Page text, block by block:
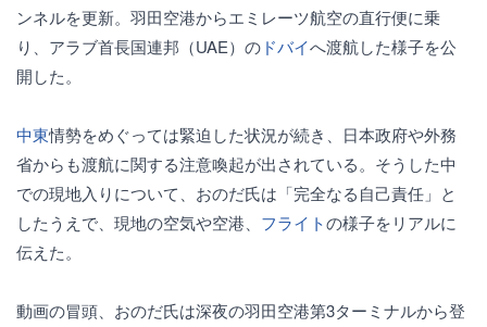
ンネルを更新。羽田空港からエミレーツ航空の直行便に乗
り、アラブ首長国連邦（UAE）の ドバイへ渡航した様子を公
開した。
中東情勢をめぐっては緊迫した状況が続き、日本政府や外務
省からも渡航に関する注意喚起が出されている。そうした中
での現地入りについて、おのだ氏は「完全なる自己責任」と
したうえで、現地の空気や空港、 フライトの様子をリアルに
伝えた。
動画の冒頭、おのだ氏は深夜の羽田空港第3ターミナルから登